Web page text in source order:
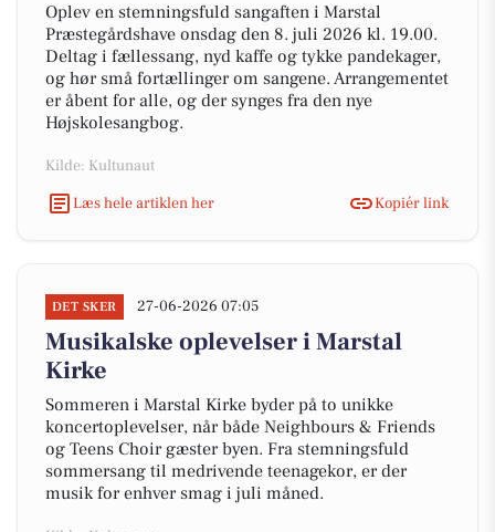
Oplev en stemningsfuld sangaften i Marstal
Præstegårdshave onsdag den 8. juli 2026 kl. 19.00.
Deltag i fællessang, nyd kaffe og tykke pandekager,
og hør små fortællinger om sangene. Arrangementet
er åbent for alle, og der synges fra den nye
Højskolesangbog.
Kilde: Kultunaut
Læs hele artiklen her
Kopiér link
DET SKER 27-06-2026 07:05
Musikalske oplevelser i Marstal
Kirke
Sommeren i Marstal Kirke byder på to unikke
koncertoplevelser, når både Neighbours & Friends
og Teens Choir gæster byen. Fra stemningsfuld
sommersang til medrivende teenagekor, er der
musik for enhver smag i juli måned.